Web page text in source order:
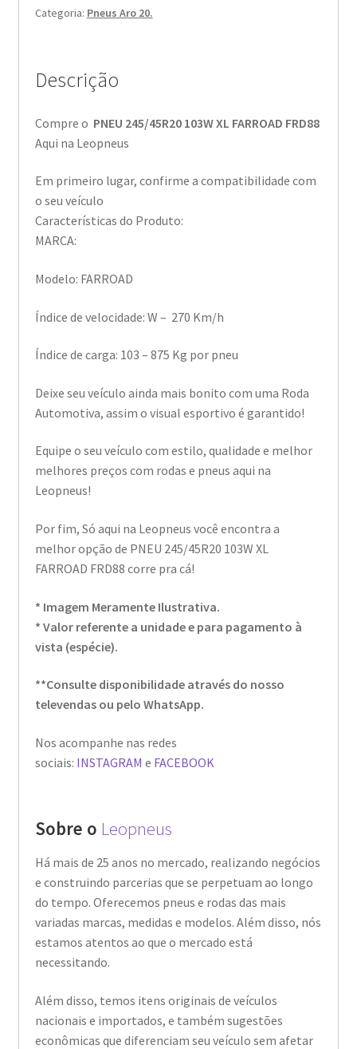
Categoria: Pneus Aro 20.
Descrição
Compre o PNEU 245/45R20 103W XL FARROAD FRD88
Aqui na Leopneus
Em primeiro lugar, confirme a compatibilidade com
o seu veículo
Características do Produto:
MARCA:
Modelo: FARROAD
Índice de velocidade: W – 270 Km/h
Índice de carga: 103 – 875 Kg por pneu
Deixe seu veículo ainda mais bonito com uma Roda
Automotiva, assim o visual esportivo é garantido!
Equipe o seu veículo com estilo, qualidade e melhor
melhores preços com rodas e pneus aqui na
Leopneus!
Por fim, Só aqui na Leopneus você encontra a
melhor opção de PNEU 245/45R20 103W XL
FARROAD FRD88 corre pra cá!
* Imagem Meramente Ilustrativa.
* Valor referente a unidade e para pagamento à
vista (espécie).
**Consulte disponibilidade através do nosso
televendas ou pelo WhatsApp.
Nos acompanhe nas redes
sociais: INSTAGRAM e FACEBOOK
Sobre o Leopneus
Há mais de 25 anos no mercado, realizando negócios
e construindo parcerias que se perpetuam ao longo
do tempo. Oferecemos pneus e rodas das mais
variadas marcas, medidas e modelos. Além disso, nós
estamos atentos ao que o mercado está
necessitando.
Além disso, temos itens originais de veículos
nacionais e importados, e também sugestões
econômicas que diferenciam seu veículo sem afetar